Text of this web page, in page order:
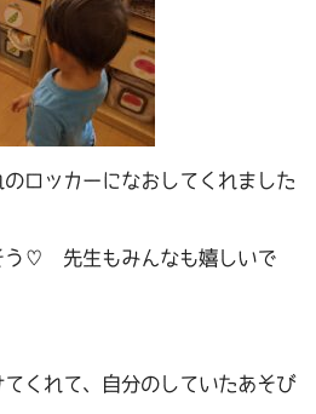
ロッカーになおしてくれました
う♡ 先生もみんなも嬉しいで
くれて、自分のしていたあそび